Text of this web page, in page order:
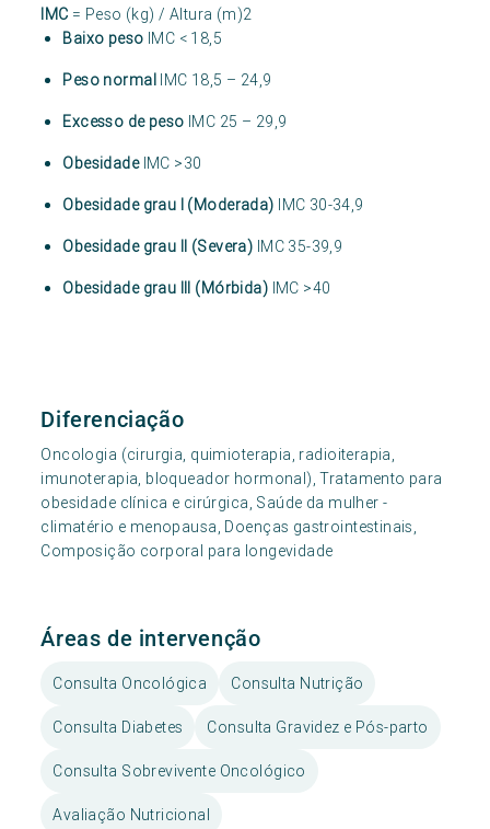
IMC = Peso (kg) / Altura (m)2
Baixo peso IMC < 18,5
Peso normal IMC 18,5 – 24,9
Excesso de peso IMC 25 – 29,9
ObesidadeIMC >30
Obesidade grau I (Moderada) IMC 30-34,9
Obesidade grau II (Severa) IMC 35-39,9
Obesidade grau III (Mórbida) IMC >40
Diferenciação
Oncologia (cirurgia, quimioterapia, radioiterapia,
imunoterapia, bloqueador hormonal), Tratamento para
obesidade clínica e cirúrgica, Saúde da mulher -
climatério e menopausa, Doenças gastrointestinais,
Composição corporal para longevidade
Áreas de intervenção
Consulta Oncológica Consulta Nutrição
Consulta Diabetes Consulta Gravidez e Pós-parto
Consulta Sobrevivente Oncológico
Avaliação Nutricional